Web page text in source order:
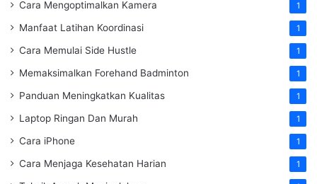
Cara Mengoptimalkan Kamera 1
Manfaat Latihan Koordinasi 1
Cara Memulai Side Hustle 1
Memaksimalkan Forehand Badminton 1
Panduan Meningkatkan Kualitas 1
Laptop Ringan Dan Murah 1
Cara iPhone 1
Cara Menjaga Kesehatan Harian 1